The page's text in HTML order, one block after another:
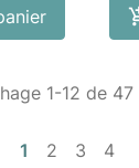
1-12 de
1 2 3 4